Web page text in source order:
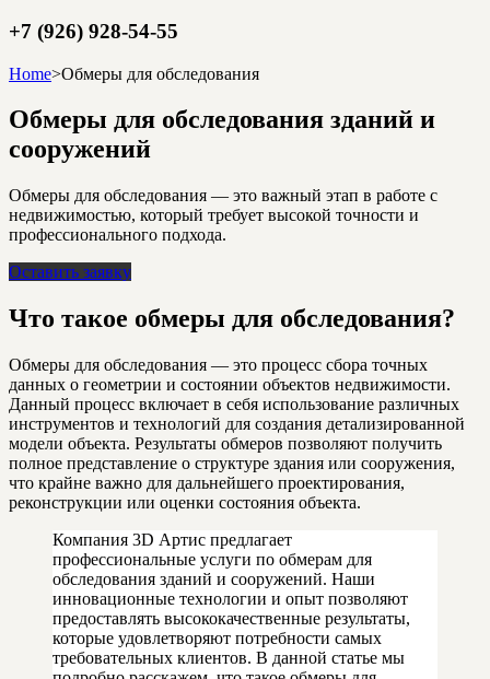
+7 (926) 928-54-55
Home>Обмеры для обследования
Обмеры для обследования зданий и
сооружений
Обмеры для обследования — это важный этап в работе с
недвижимостью, который требует высокой точности и
профессионального подхода.
Оставить заявку
Что такое обмеры для обследования?
Обмеры для обследования — это процесс сбора точных
данных о геометрии и состоянии объектов недвижимости.
Данный процесс включает в себя использование различных
инструментов и технологий для создания детализированной
модели объекта. Результаты обмеров позволяют получить
полное представление о структуре здания или сооружения,
что крайне важно для дальнейшего проектирования,
реконструкции или оценки состояния объекта.
Компания 3D Артис предлагает
профессиональные услуги по обмерам для
обследования зданий и сооружений. Наши
инновационные технологии и опыт позволяют
предоставлять высококачественные результаты,
которые удовлетворяют потребности самых
требовательных клиентов. В данной статье мы